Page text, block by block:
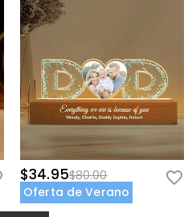
$34.95$80.00
Oferta de Verano